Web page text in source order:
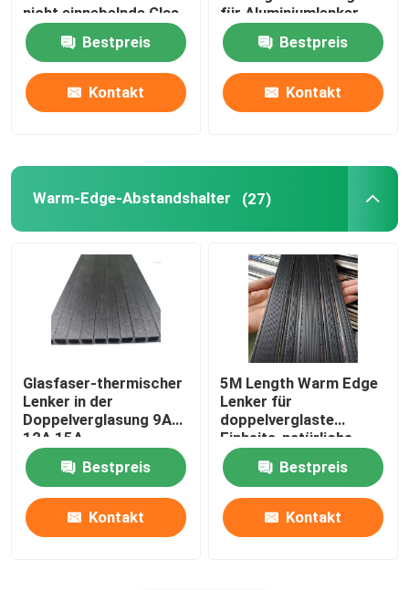
nicht einnebelnde Glas
Bestpreis
Kontakt
für Aluminiumlenker
Bestpreis
Kontakt
Warm-Edge-Abstandshalter (27)
Glasfaser-thermischer
Lenker in der
Doppelverglasung 9A
12A 15A
Bestpreis
Kontakt
5M Length Warm Edge
Lenker für
doppelverglaste
Einheits-natürliche
Größe
Bestpreis
Kontakt